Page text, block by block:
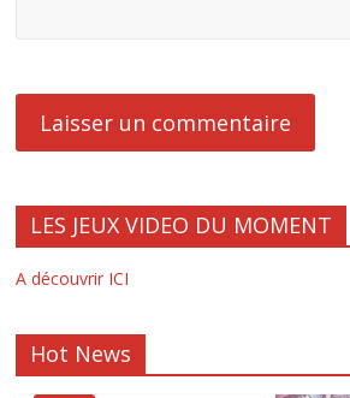
LES JEUX VIDEO DU MOMENT
A découvrir ICI
Hot News